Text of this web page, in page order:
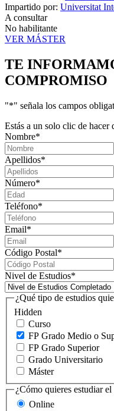
Impartido por: Universitat
A consultar
No habilitante
VER MÁSTER
TE
COMPROMISO
"*" señala los campos
Estás a un solo clic de hacer
Nombre*
Apellidos*
Número*
Teléfono*
Email*
Código Postal*
Nivel de Estudios*
Hidden
¿Qué tipo de estudios
Curso
FP Grado Medio o
FP Grado Superior
Grado Universitario
Máster
¿Cómo quieres estudiar el
Online